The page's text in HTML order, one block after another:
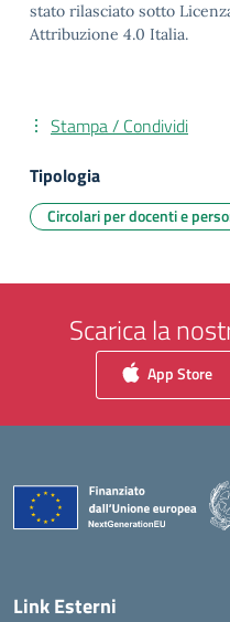
stato rilasciato sotto
Attribuzione 4.0 Italia.
Stampa / Condividi
Tipologia
Circolari per docenti e
Scarica la
App Store
Link Esterni